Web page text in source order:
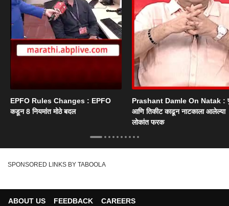
EPFO Rules Changes : EPFO
कडून 8 नियमांत मोठे बदल
Prashant Damle On Natak :
आणि तिकीट काढून नाटकाला आलेल्या
लोकांत फरक
SPONSORED LINKS BY TABOOLA
ABOUT US FEEDBACK CAREERS